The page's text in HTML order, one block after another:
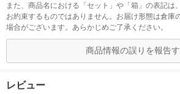
また、商品名における「セット」や「箱」の表記は
お約束するものではありません。お届け形態は倉庫
場合がございます。あらかじめご了承ください。
商品情報の誤りを報告
レビュー